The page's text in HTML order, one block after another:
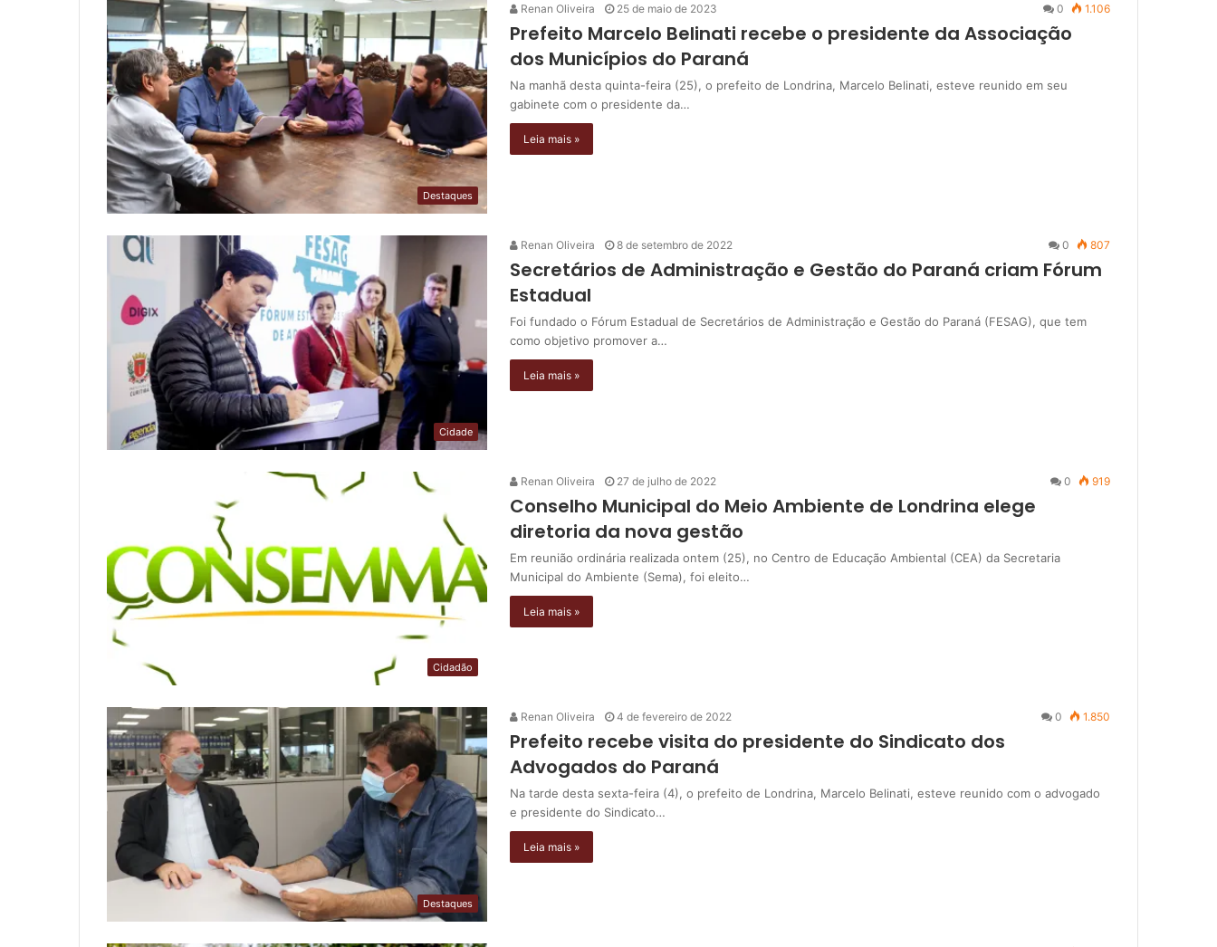
Destaques
Renan Oliveira 25 de maio de 2023 0 1.106
Prefeito Marcelo Belinati recebe o presidente da Associação
dos Municípios do Paraná
Na manhã desta quinta-feira (25), o prefeito de Londrina, Marcelo Belinati, esteve reunido em seu
gabinete com o presidente da…
Leia mais »
Cidade
Renan Oliveira 8 de setembro de 2022 0 807
Secretários de Administração e Gestão do Paraná criam Fórum
Estadual
Foi fundado o Fórum Estadual de Secretários de Administração e Gestão do Paraná (FESAG), que tem
como objetivo promover a…
Leia mais »
Cidadão
Renan Oliveira 27 de julho de 2022 0 919
Conselho Municipal do Meio Ambiente de Londrina elege
diretoria da nova gestão
Em reunião ordinária realizada ontem (25), no Centro de Educação Ambiental (CEA) da Secretaria
Municipal do Ambiente (Sema), foi eleito…
Leia mais »
Destaques
Renan Oliveira 4 de fevereiro de 2022 0 1.850
Prefeito recebe visita do presidente do Sindicato dos
Advogados do Paraná
Na tarde desta sexta-feira (4), o prefeito de Londrina, Marcelo Belinati, esteve reunido com o advogado
e presidente do Sindicato…
Leia mais »